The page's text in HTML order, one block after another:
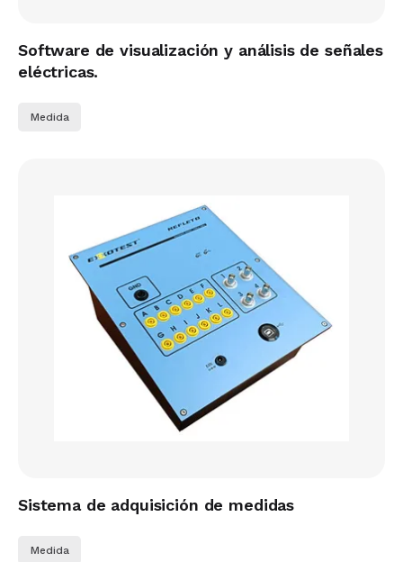
Software de visualización y análisis de señales
eléctricas.
Medida
Sistema de adquisición de medidas
Medida